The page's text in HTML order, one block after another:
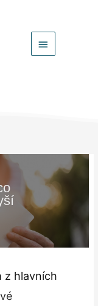
Hlavní
z hlavních